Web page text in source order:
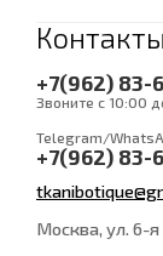
Контакты
+7(962) 83-
Звоните с 10:00
Telegram/
+7(962) 83-
Москва, ул. 6-я